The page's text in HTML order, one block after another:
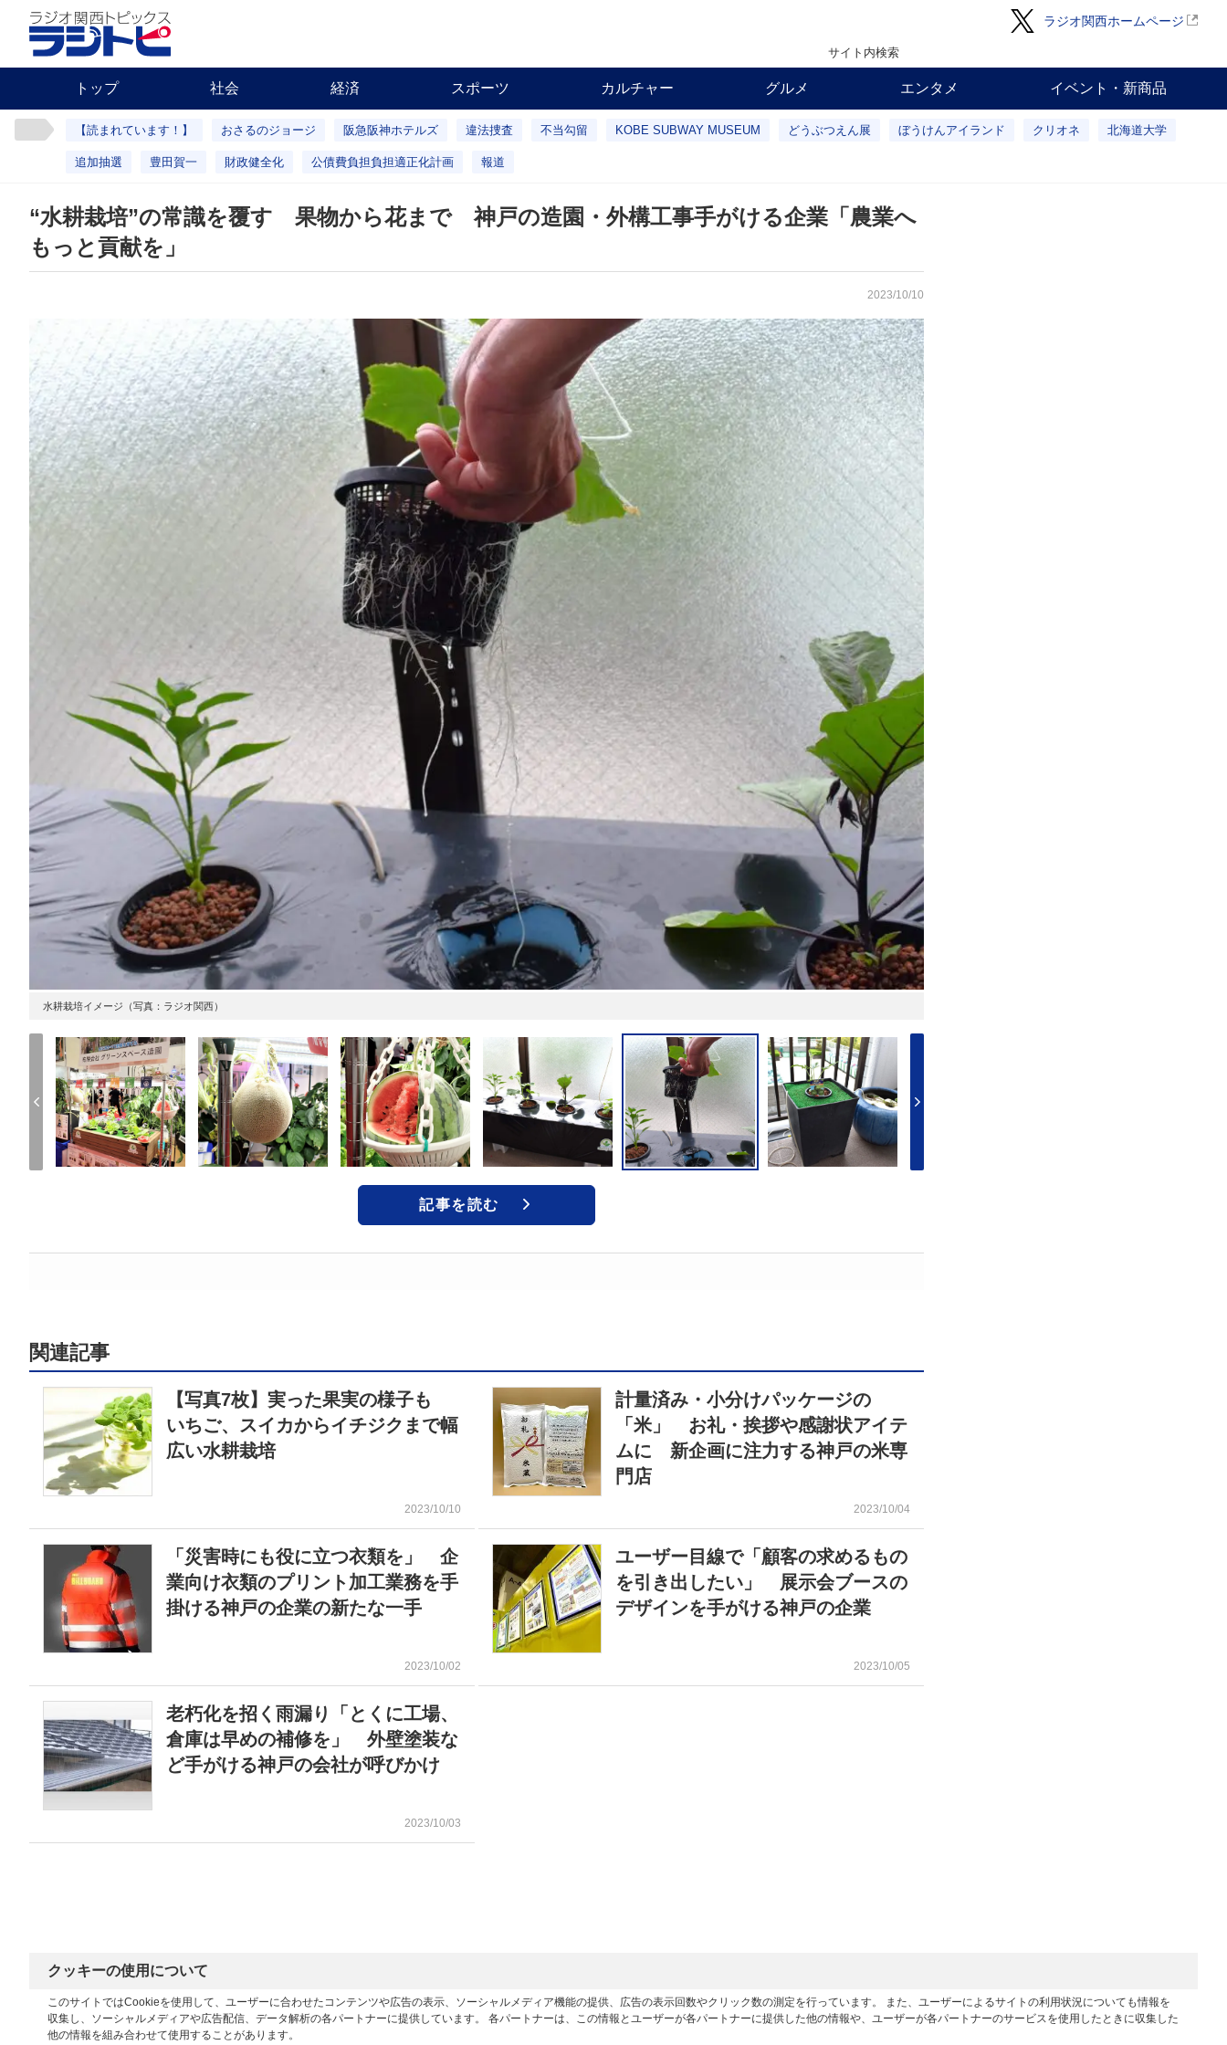
ラジオ関西ホームページ
サイト内検索
トップ 社会 経済 スポーツ カルチャー グルメ エンタメ イベント・新商品
【読まれています！】 おさるのジョージ 阪急阪神ホテルズ 違法捜査 不当勾留 KOBE SUBWAY MUSEUM どうぶつえん展 ぼうけんアイランド クリオネ 北海道大学
追加抽選 豊田賀一 財政健全化 公債費負担負担適正化計画 報道
“水耕栽培”の常識を覆す 果物から花まで 神戸の造園・外構工事手がける企業「農業へ
もっと貢献を」
2023/10/10
水耕栽培イメージ（写真：ラジオ関西）
記事を読む
関連記事
【写真7枚】実った果実の様子も
いちご、スイカからイチジクまで幅
広い水耕栽培
2023/10/10
計量済み・小分けパッケージの
「米」 お礼・挨拶や感謝状アイテ
ムに 新企画に注力する神戸の米専
門店
2023/10/04
「災害時にも役に立つ衣類を」 企
業向け衣類のプリント加工業務を手
掛ける神戸の企業の新たな一手
2023/10/02
ユーザー目線で「顧客の求めるもの
を引き出したい」 展示会ブースの
デザインを手がける神戸の企業
2023/10/05
老朽化を招く雨漏り「とくに工場、
倉庫は早めの補修を」 外壁塗装な
ど手がける神戸の会社が呼びかけ
2023/10/03
クッキーの使用について
このサイトではCookieを使用して、ユーザーに合わせたコンテンツや広告の表示、ソーシャルメディア機能の提供、広告の表示回数やクリック数の測定を行っています。 また、ユーザーによるサイトの利用状況についても情報を
収集し、ソーシャルメディアや広告配信、データ解析の各パートナーに提供しています。 各パートナーは、この情報とユーザーが各パートナーに提供した他の情報や、ユーザーが各パートナーのサービスを使用したときに収集した
他の情報を組み合わせて使用することがあります。